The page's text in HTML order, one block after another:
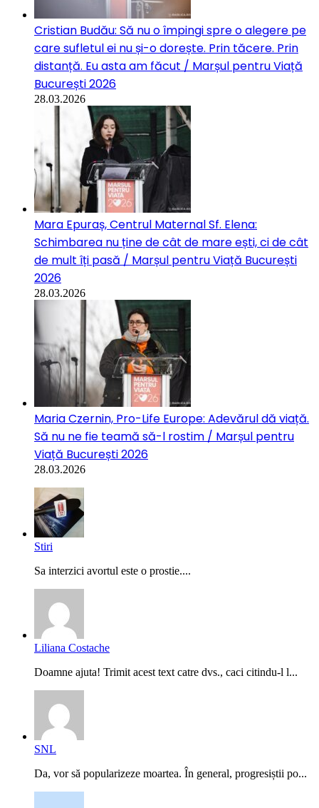
Cristian Budău: Să nu o împingi spre o alegere pe
care sufletul ei nu și-o dorește. Prin tăcere. Prin
distanță. Eu asta am făcut / Marșul pentru Viață
București 2026
28.03.2026
Mara Epuraș, Centrul Maternal Sf. Elena:
Schimbarea nu ține de cât de mare ești, ci de cât
de mult îți pasă / Marșul pentru Viață București
2026
28.03.2026
Maria Czernin, Pro-Life Europe: Adevărul dă viață.
Să nu ne fie teamă să-l rostim / Marșul pentru
Viață București 2026
28.03.2026
Stiri
Sa interzici avortul este o prostie....
Liliana Costache
Doamne ajuta! Trimit acest text catre dvs., caci citindu-l l...
SNL
Da, vor să popularizeze moartea. În general, progresiștii po...